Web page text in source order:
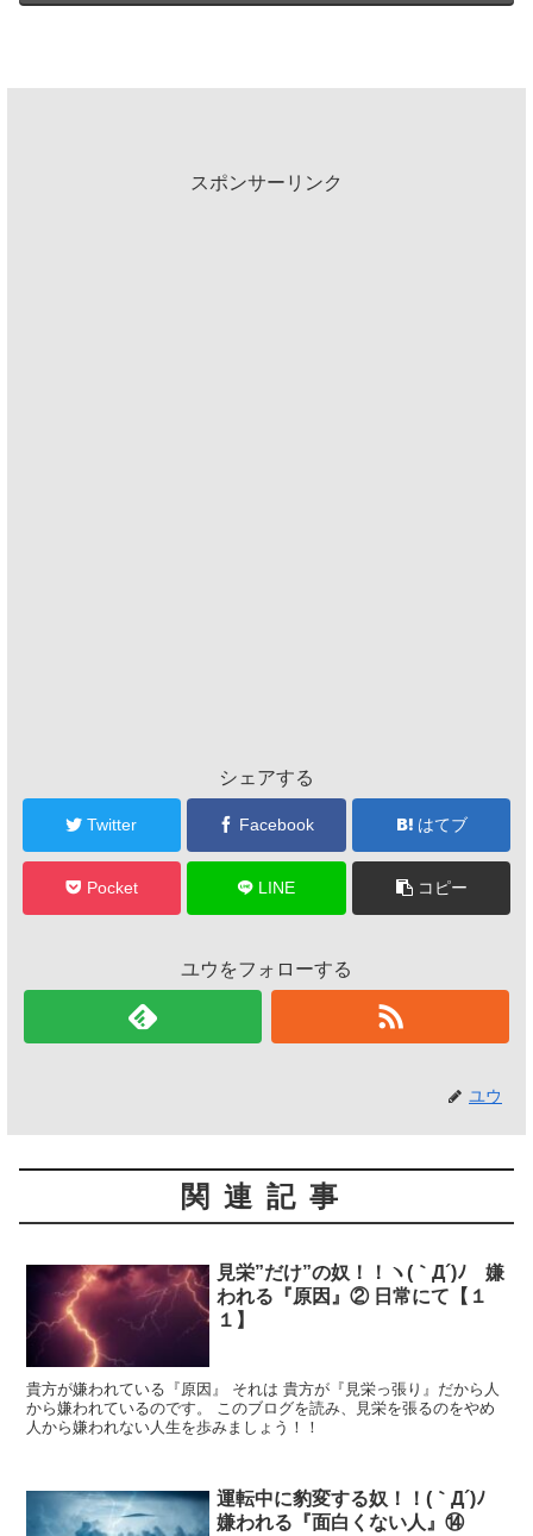
スポンサーリンク
シェアする
Twitter Facebook はてブ
Pocket LINE コピー
ユウをフォローする
ユウ
関連記事
見栄”だけ”の奴！！ヽ(｀Д´)ﾉ 嫌
われる『原因』② 日常にて【１
１】
貴方が嫌われている『原因』 それは 貴方が『見栄っ張り』だから人
から嫌われているのです。 このブログを読み、見栄を張るのをやめ
人から嫌われない人生を歩みましょう！！
運転中に豹変する奴！！(｀Д´)ﾉ
嫌われる『面白くない人』⑭